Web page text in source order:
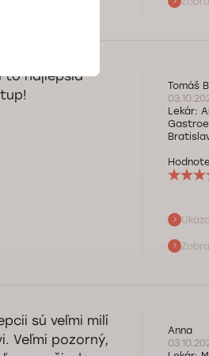
to najlepšia
Tomáš
Lekár:
sú veľmi milí
Veľmi pozorný,
Anna